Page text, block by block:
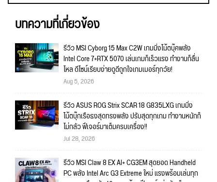
บทความที่เกี่ยวข้อง
รีวิว MSI Cyborg 15 Max C2W เกมมิ่งโน้ตบุ๊คพลัง
Intel Core 7+RTX 5070 เล่นเกมก็เร็วแรง ทำงานก็ลื่น
ไหล ดีไซน์เรียบง่ายดูดีถูกใจเกมเมอร์ทุกวัย!
Aug 5, 2026
รีวิว ASUS ROG Strix SCAR 18 G835LXG เกมมิ่ง
โน้ตบุ๊กเรือธงสุดทรงพลัง ปรับสุดทุกเกม ทำงานหนักก็
ไม่กลัว ฟีเจอร์มาเต็มครบเครื่อง!!
Jul 28, 2026
รีวิว MSI Claw 8 EX AI+ CG3EM สุดยอด Handheld
PC พลัง Intel Arc G3 Extreme ใหม่ แรงพร้อมเล่นทุก